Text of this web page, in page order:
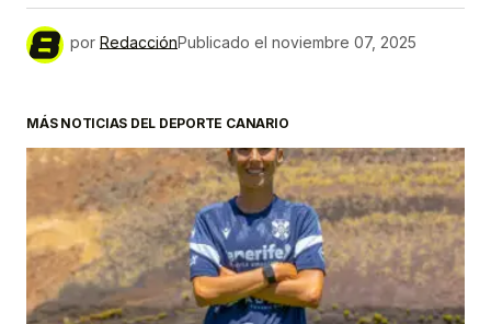
por RedacciónPublicado el noviembre 07, 2025
MÁS NOTICIAS DEL DEPORTE CANARIO